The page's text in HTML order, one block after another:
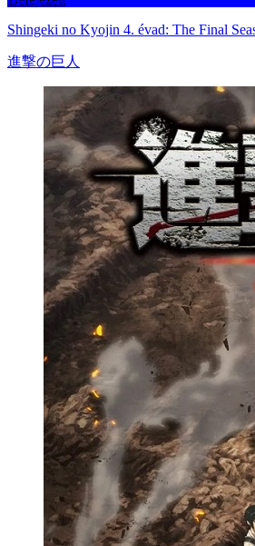
Shingeki no Kyojin 4. évad: The Final
進撃の巨人